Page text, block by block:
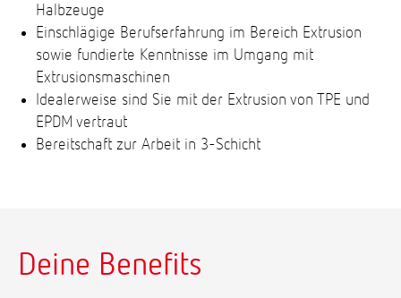
Halbzeuge
Einschlägige Berufserfahrung im Bereich Extrusion
sowie fundierte Kenntnisse im Umgang mit
Extrusionsmaschinen
Idealerweise sind Sie mit der Extrusion von TPE und
EPDM vertraut
Bereitschaft zur Arbeit in 3-Schicht
Deine Benefits